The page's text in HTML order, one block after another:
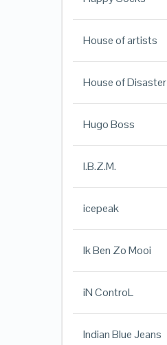
House of artists
House of Disaster
Hugo Boss
I.B.Z.M.
icepeak
Ik Ben Zo Mooi
iN ControL
Indian Blue Jeans